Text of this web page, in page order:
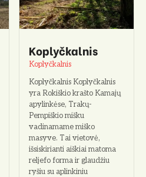
Koplyčkalnis
Koplyčkalnis
Koplyčkalnis Koplyčkalnis
yra Rokiškio krašto Kamajų
apylinkėse, Trakų-
Pempiškio mišku
vadinamame miško
masyve. Tai vietovė,
išsiskirianti aiškiai matoma
reljefo forma ir glaudžiu
ryšiu su aplinkiniu